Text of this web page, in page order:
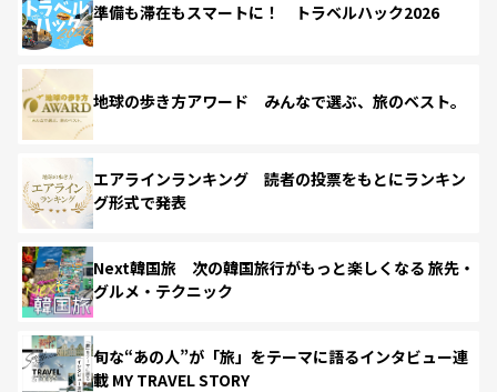
準備も滞在もスマートに！ トラベルハック2026
地球の歩き方アワード みんなで選ぶ、旅のベスト。
エアラインランキング 読者の投票をもとにランキン
グ形式で発表
Next韓国旅 次の韓国旅行がもっと楽しくなる 旅先・
グルメ・テクニック
旬な“あの人”が「旅」をテーマに語るインタビュー連
載 MY TRAVEL STORY